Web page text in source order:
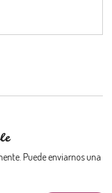
Puede enviarnos una